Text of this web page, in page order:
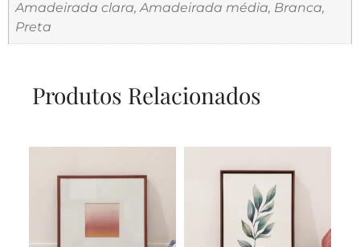
Amadeirada clara, Amadeirada média, Branca,
Preta
Produtos Relacionados